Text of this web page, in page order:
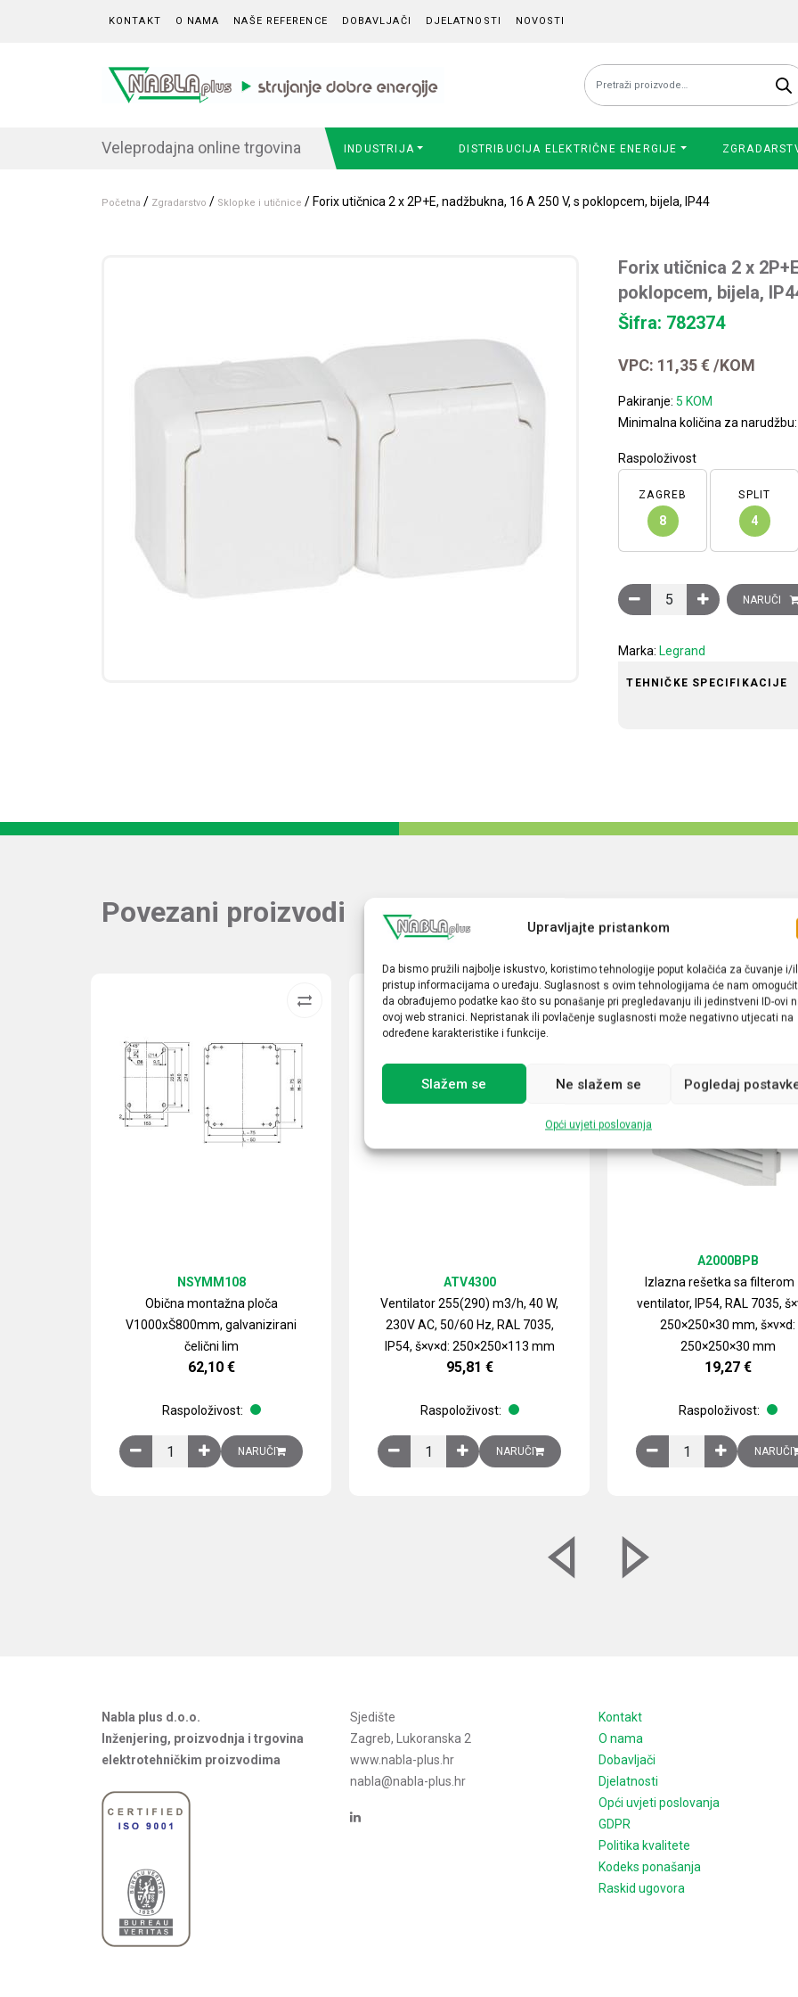
Upravljajte pristankom
Da bismo pružili najbolje iskustvo, koristimo tehnologije poput kolačića za čuvanje i/
pristup informacijama o uređaju. Suglasnost s ovim tehnologijama će nam
da obrađujemo podatke kao što su ponašanje pri pregledavanju ili jedinstveni ID-ovi
ovoj web stranici. Nepristanak ili povlačenje suglasnosti može negativno utjecati na
određene karakteristike i funkcije.
Slažem se Ne slažem se Pogledaj
Opći uvjeti poslovanja
KONTAKT O NAMA NAŠE REFERENCE DOBAVLJAČI DJELATNOSTI NOVOSTI
Pretraži:
Veleprodajna online trgovina INDUSTRIJA DISTRIBUCIJA ELEKTRIČNE ENERGIJE
Početna / Zgradarstvo / Sklopke i utičnice / Forix utičnica 2 x 2P+E, nadžbukna, 16 A 250 V, s poklopcem, bijela, IP44
Forix utičnica 2 x
poklopcem, bijela,
Šifra: 782374
VPC: 11,35€ /KOM
Pakiranje: 5 KOM
Minimalna količina za narudžbu:
Raspoloživost
ZAGREB
8
SPLIT
4
Forix utičnica 2 x 2P+E,
NARUČI
Marka: Legrand
TEHNIČKE SPECIFIKACIJE
Povezani proizvodi
Obična montažna ploča
V1000xŠ800mm, galvanizirani
čelični lim
NSYMM108
62,10 €
Raspoloživost:
Obična montažna ploča V1000xŠ800mm, galvanizirani čelični lim količina
NARUČI
Ventilator 255(290) m3/h, 40 W,
230V AC, 50/60 Hz, RAL 7035,
IP54, š×v×d: 250×250×113 mm
ATV4300
95,81 €
Raspoloživost:
Ventilator 255(290) m3/h, 40 W, 230V AC, 50/60 Hz, RAL 7035,
NARUČI
Izlazna rešetka sa filterom
ventilator, IP54, RAL 7035,
250×250×30 mm, š×v×d:
250×250×30 mm
A2000BPB
19,27 €
Raspoloživost:
Izlazna rešetka saNARUČI
Nabla plus d.o.o.
Inženjering, proizvodnja i trgovina
elektrotehničkim proizvodima
Sjedište
Zagreb, Lukoranska 2
www.nabla-plus.hr
nabla@nabla-plus.hr
Kontakt
O nama
Dobavljači
Djelatnosti
Opći uvjeti poslovanja
GDPR
Politika kvalitete
Kodeks ponašanja
Raskid ugovora